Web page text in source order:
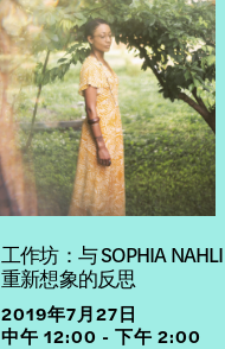
工作坊：与 SOPHIA
重新想象的反思
2019年7月27日
中午 12:00 - 下午 2:00